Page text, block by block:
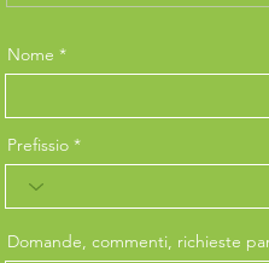
Nome
Domande, commenti, richieste
Prefissio